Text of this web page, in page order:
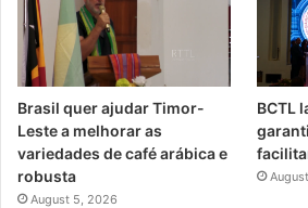
Brasil quer ajudar Timor-
Leste a melhorar as
variedades de café arábica e
robusta
August 5, 2026
BCTL